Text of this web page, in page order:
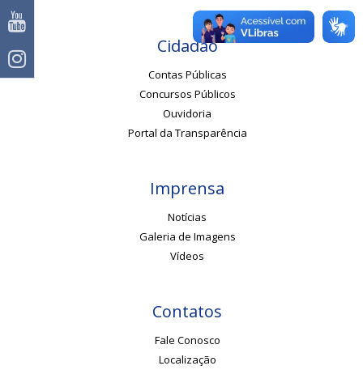
Cidadão
Contas Públicas
Concursos Públicos
Ouvidoria
Portal da Transparência
Imprensa
Notícias
Galeria de Imagens
Vídeos
Contatos
Fale Conosco
Localização